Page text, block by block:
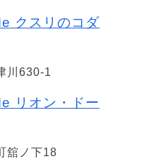
クスリのコダ
川630-1
リオン・ドー
舘ノ下18